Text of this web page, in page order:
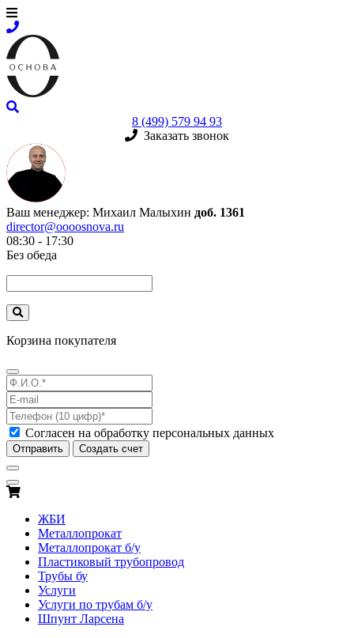
8 (499) 579 94 93
Заказать звонок
Ваш менеджер: Михаил Малыхин доб. 1361
director@oooosnova.ru
08:30 - 17:30
Без обеда
Корзина покупателя
Согласен на обработку персональных данных
Отправить Создать счет
ЖБИ
Металлопрокат
Металлопрокат б/у
Пластиковый трубопровод
Трубы бу
Услуги
Услуги по трубам б/у
Шпунт Ларсена